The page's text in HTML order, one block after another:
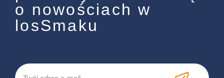
o nowościach w
losSmaku